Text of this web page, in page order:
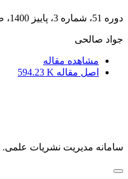
دوره 51، شماره 3، پاییز 1400، صفحه
جواد صالحی
مشاهده مقاله
اصل مقاله 594.23 K
سامانه مدیریت نشریات علمی.